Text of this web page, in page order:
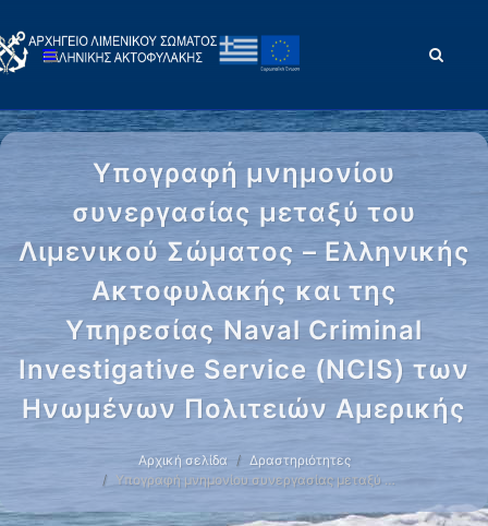
Υπογραφή μνημονίου
συνεργασίας μεταξύ του
Λιμενικού Σώματος – Ελληνικής
Ακτοφυλακής και της
Υπηρεσίας Naval Criminal
Investigative Service (NCIS) των
Ηνωμένων Πολιτειών Αμερικής
Αρχική σελίδα
Δραστηριότητες
Υπογραφή μνημονίου συνεργασίας μεταξύ …